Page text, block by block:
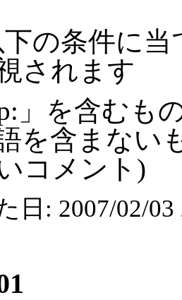
の条件に
されます
」を含むも
を含まない
コメント)
日: 2007/02/